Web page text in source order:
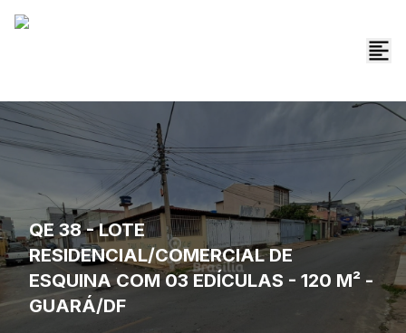
QE 38 - LOTE
RESIDENCIAL/COMERCIAL DE
ESQUINA COM 03 EDÍCULAS - 120 M² -
GUARÁ/DF